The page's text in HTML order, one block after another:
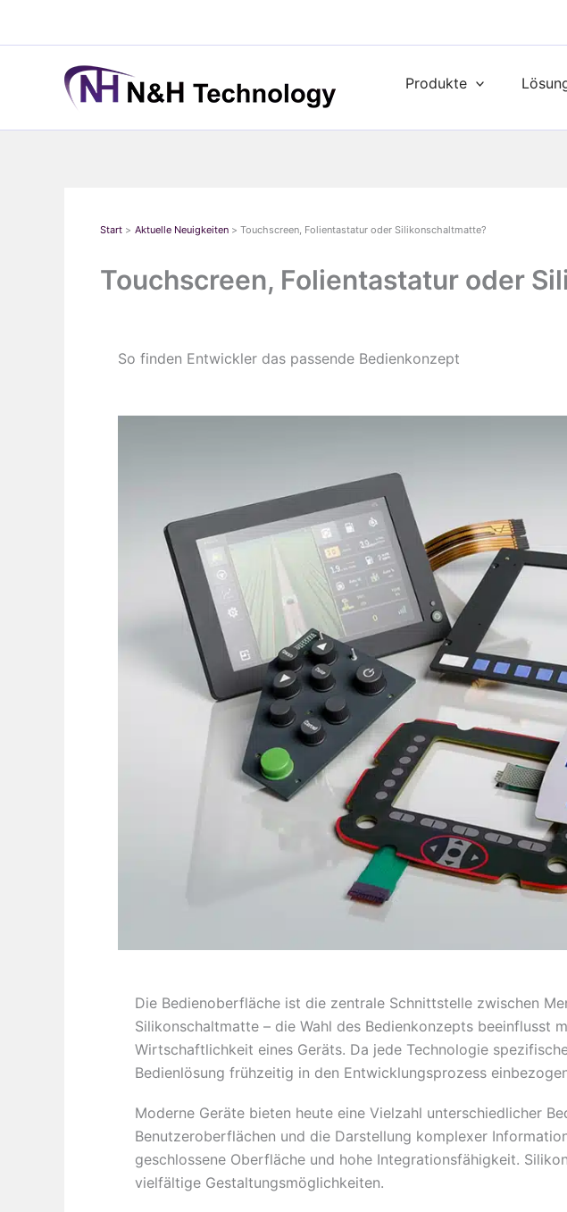
Produkte
Start Aktuelle Neuigkeiten Touchscreen, Folientastatur oder Silikonschaltmatte?
Touchscreen, Folientastatur oder
So finden Entwickler das passende Bedienkonzept
Die Bedienoberfläche ist die zentrale Schnittstelle zwischen
Silikonschaltmatte – die Wahl des Bedienkonzepts beeinflusst
Wirtschaftlichkeit eines Geräts. Da jede Technologie
Bedienlösung frühzeitig in den Entwicklungsprozess
Moderne Geräte bieten heute eine Vielzahl unterschiedlicher
Benutzeroberflächen und die Darstellung komplexer
geschlossene Oberfläche und hohe Integrationsfähigkeit.
vielfältige Gestaltungsmöglichkeiten.